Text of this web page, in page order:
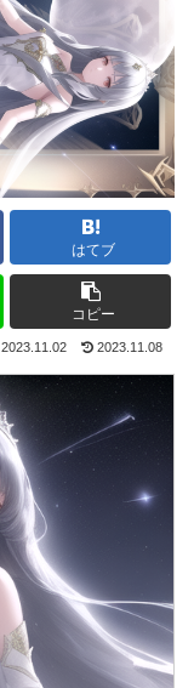
はてブ
コピー
2023.11.02 2023.11.08